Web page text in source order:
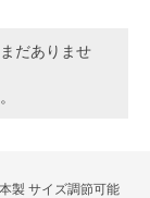
だありませ
製 サイズ調節可能